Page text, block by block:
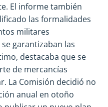
El informe también
las formalidades
militares
garantizaban las
destacaba que se
de mercancías
La Comisión decidió no
anual en otoño